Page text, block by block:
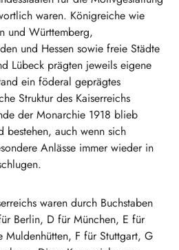
waren. Königreiche wie
und Württemberg,
und Hessen sowie freie Städte
Lübeck prägten jeweils eigene
ein föderal geprägtes
Struktur des Kaiserreichs
der Monarchie 1918 blieb
bestehen, auch wenn sich
Anlässe immer wieder in
waren durch Buchstaben
Berlin, D für München, E für
Muldenhütten, F für Stuttgart, G